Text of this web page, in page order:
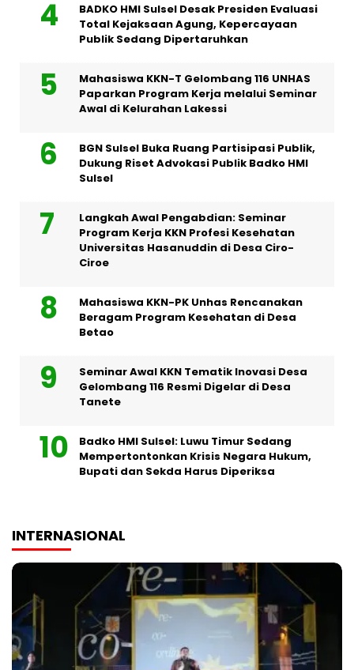
BADKO HMI Sulsel Desak Presiden Evaluasi
Total Kejaksaan Agung, Kepercayaan
Publik Sedang Dipertaruhkan
Mahasiswa KKN-T Gelombang 116 UNHAS
Paparkan Program Kerja melalui Seminar
Awal di Kelurahan Lakessi
BGN Sulsel Buka Ruang Partisipasi Publik,
Dukung Riset Advokasi Publik Badko HMI
Sulsel
Langkah Awal Pengabdian: Seminar
Program Kerja KKN Profesi Kesehatan
Universitas Hasanuddin di Desa Ciro-
Ciroe
Mahasiswa KKN-PK Unhas Rencanakan
Beragam Program Kesehatan di Desa
Betao
Seminar Awal KKN Tematik Inovasi Desa
Gelombang 116 Resmi Digelar di Desa
Tanete
Badko HMI Sulsel: Luwu Timur Sedang
Mempertontonkan Krisis Negara Hukum,
Bupati dan Sekda Harus Diperiksa
INTERNASIONAL